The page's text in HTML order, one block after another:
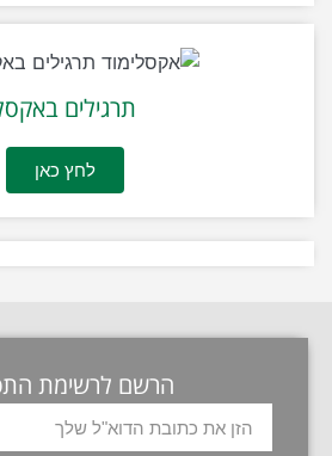
תרגילים
לחץ כאן
הרשם לרשימת